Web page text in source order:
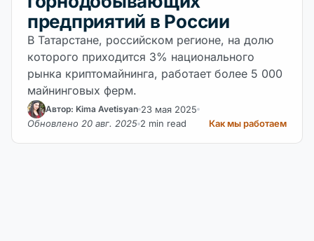
предприятий в России
В Татарстане, российском регионе, на долю
которого приходится 3% национального
рынка криптомайнинга, работает более 5 000
майнинговых ферм.
Автор: Kima Avetisyan 23 мая 2025
Обновлено 20 авг. 2025 2 min read Как мы работаем